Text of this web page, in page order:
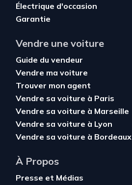
Électrique d'occasion
Garantie
Vendre une voiture
Guide du vendeur
Vendre ma voiture
Trouver mon agent
Vendre sa voiture à Paris
Vendre sa voiture à Marseille
Vendre sa voiture à Lyon
Vendre sa voiture à Bordeaux
À Propos
Presse et Médias